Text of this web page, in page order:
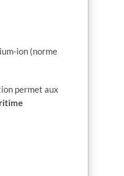
ion (norme
permet aux